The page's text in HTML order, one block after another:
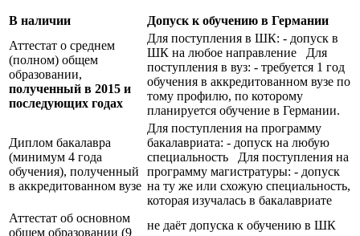
В наличии
Допуск к обучению в Германии
Аттестат о среднем
(полном) общем
образовании,
полученный в 2015 и
последующих годах
Для поступления в ШК: - допуск в
ШК на любое направление Для
поступления в вуз: - требуется 1 год
обучения в аккредитованном вузе по
тому профилю, по которому
планируется обучение в Германии.
Диплом бакалавра
(минимум 4 года
обучения), полученный
в аккредитованном вузе
Для поступления на программу
бакалавриата: - допуск на любую
специальность Для поступления на
программу магистратуры: - допуск
на ту же или схожую специальность,
которая изучалась в бакалавриате
Аттестат об основном
общем образовании (9
не даёт допуска к обучению в ШК